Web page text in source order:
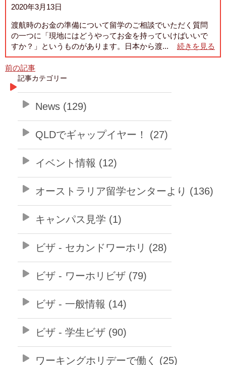
2020年3月13日
渡航時のお金の準備について留学のご相談でいただく質問
の一つに「現地にはどうやってお金を持っていけばいいで
すか？」というものがあります。日本から渡...
続きを見る
前の記事
記事カテゴリー
News (129)
QLDでギャップイヤー！ (27)
イベント情報 (12)
オーストラリア留学センターより (136)
キャンパス見学 (1)
ビザ - セカンドワーホリ (28)
ビザ - ワーホリビザ (79)
ビザ - 一般情報 (14)
ビザ - 学生ビザ (90)
ワーキングホリデーで働く (25)